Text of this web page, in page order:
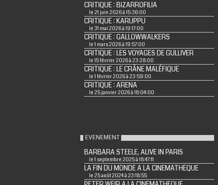
CRITIQUE : BIZARROFILIA
le 21 juin 2026 à 15:36:00
CRITIQUE : KARUPPU
le 31 mai 2026 à 19:17:00
CRITIQUE : GALLOWWALKERS
le 1 mars 2026 à 19:57:00
CRITIQUE : LES VOYAGES DE GULLIVER
le 15 février 2026 à 23:28:00
CRITIQUE : LE CRÂNE MALÉFIQUE
le 1 février 2026 à 23:59:00
CRITIQUE : ARENA
le 25 janvier 2026 à 18:04:00
EVENEMENT
BARBARA STEELE, ALIVE IN PARIS
le 1 septembre 2025 à 18:47:11
LA FIN DU MONDE A LA CINEMATHEQUE
le 25 août 2024 à 23:18:55